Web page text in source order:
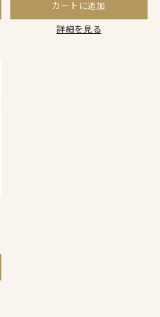
カートに追加
詳細を見る